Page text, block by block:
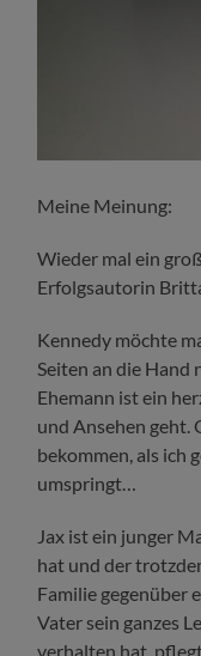
Meine Meinung:
Wieder mal ein
Erfolgsautorin
Kennedy möchte
Seiten an die Hand
Ehemann ist ein
und Ansehen geht.
bekommen, als ich
umspringt…
Jax ist ein junger
hat und der
Familie gegenüber
Vater sein ganzes
verhalten hat,